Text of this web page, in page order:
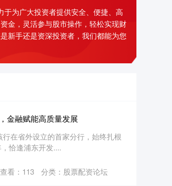
为广大投资者提供安全、便捷、高
金，灵活参与股市操作，轻松实现财
新手还是资深投资者，我们都能为您
金融赋能高质量发展
在省外设立的首家分行，始终扎根
恰逢浦东开发....
查看： 113 分类： 股票配资论坛